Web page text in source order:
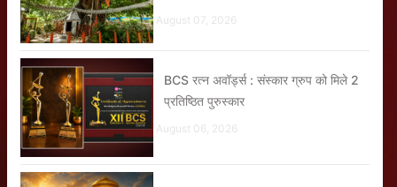
August 07, 2026
BCS रत्न अवॉर्ड्स : संस्कार ग्रुप को मिले 2
प्रतिष्ठित पुरुस्कार
August 06, 2026